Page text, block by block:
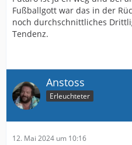
Fußballgott war das in der
noch durchschnittliches
Tendenz.
Anstoss
Erleuchteter
12. Mai 2024 um 10:16